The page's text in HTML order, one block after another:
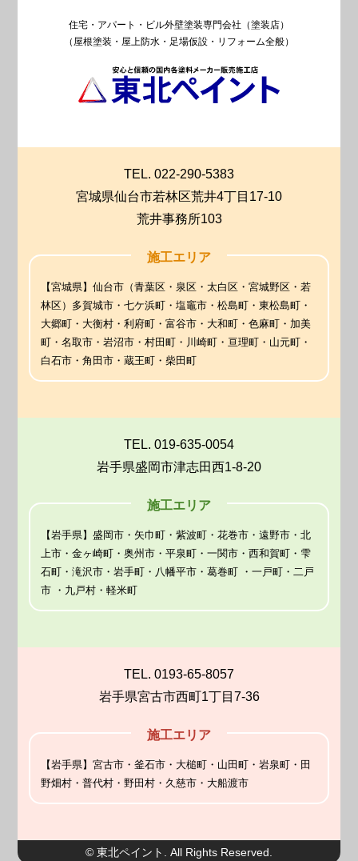
住宅・アパート・ビル外壁塗装専門会社（塗装店）
（屋根塗装・屋上防水・足場仮設・リフォーム全般）
TEL. 022-290-5383
宮城県仙台市若林区荒井4丁目17-10
荒井事務所103
施工エリア
【宮城県】仙台市（青葉区・泉区・太白区・宮城野区・若
林区）多賀城市・七ケ浜町・塩竈市・松島町・東松島町・
大郷町・大衡村・利府町・富谷市・大和町・色麻町・加美
町・名取市・岩沼市・村田町・川崎町・亘理町・山元町・
白石市・角田市・蔵王町・柴田町
TEL. 019-635-0054
岩手県盛岡市津志田西1-8-20
施工エリア
【岩手県】盛岡市・矢巾町・紫波町・花巻市・遠野市・北
上市・金ヶ崎町・奥州市・平泉町・一関市・西和賀町・雫
石町・滝沢市・岩手町・八幡平市・葛巻町 ・一戸町・二戸
市 ・九戸村・軽米町
TEL. 0193-65-8057
岩手県宮古市西町1丁目7-36
施工エリア
【岩手県】宮古市・釜石市・大槌町・山田町・岩泉町・田
野畑村・普代村・野田村・久慈市・大船渡市
© 東北ペイント. All Rights Reserved.